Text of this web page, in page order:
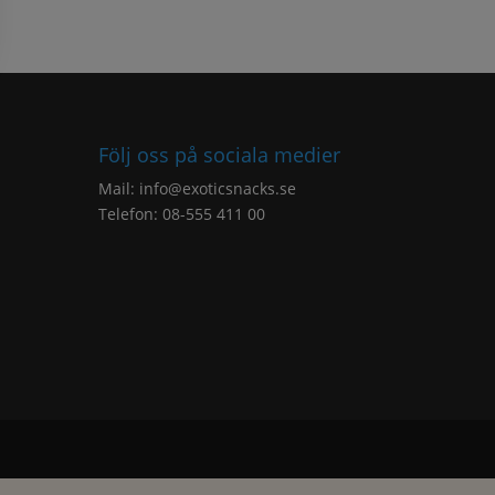
Följ oss på sociala medier
Mail: info@exoticsnacks.se
Telefon: 08-555 411 00